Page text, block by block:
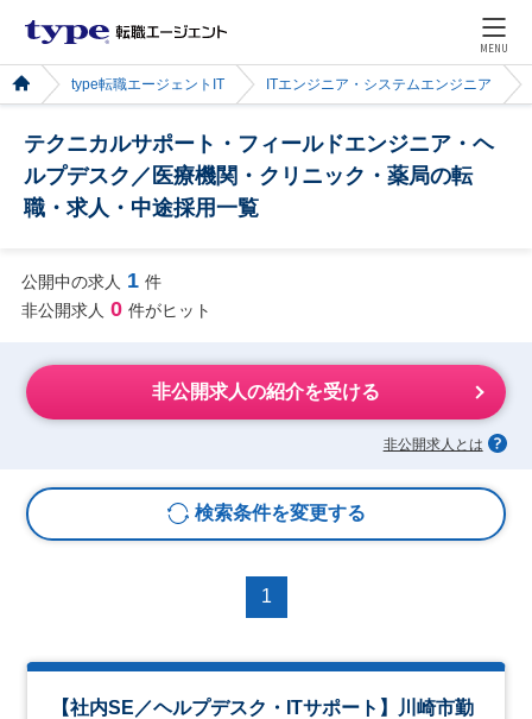
MENU
type転職エージェントIT ITエンジニア・システムエンジニア
テクニカルサポート・フィールドエンジニア・ヘ
ルプデスク／医療機関・クリニック・薬局の転
職・求人・中途採用一覧
公開中の求人 1 件
非公開求人 0 件がヒット
非公開求人の紹介を受ける
非公開求人とは
検索条件を変更する
1
【社内SE／ヘルプデスク・ITサポート】川崎市勤